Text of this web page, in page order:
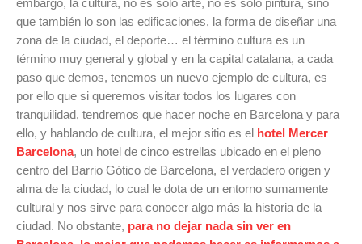
embargo, la cultura, no es solo arte, no es solo pintura, sino
que también lo son las edificaciones, la forma de diseñar una
zona de la ciudad, el deporte… el término cultura es un
término muy general y global y en la capital catalana, a cada
paso que demos, tenemos un nuevo ejemplo de cultura, es
por ello que si queremos visitar todos los lugares con
tranquilidad, tendremos que hacer noche en Barcelona y para
ello, y hablando de cultura, el mejor sitio es el
hotel Mercer
Barcelona, un hotel de cinco estrellas ubicado en el pleno
centro del Barrio Gótico de Barcelona, el verdadero origen y
alma de la ciudad, lo cual le dota de un entorno sumamente
cultural y nos sirve para conocer algo más la historia de la
ciudad. No obstante, para no dejar nada sin ver en